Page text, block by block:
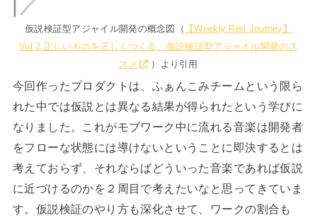
仮説検証型アジャイル開発の概念図（
【Weekly Red Journey】
Vol.2 正しいものを正しくつくる、仮説検証型アジャイル開発のス
スメ
）より引用
今回作ったプロダクトは、ふぁんこみチームという限ら
れた中では仮説とは異なる結果が得られたという学びに
なりました。これがモブワーク中に流れる音楽は開発者
をフローな状態には導けないということに即決するとは
考えておらず、それならばどういった音楽であれば仮説
に近づけるのかを２周目で考えたいなと思ってきていま
す。仮説検証のやり方も深化させて、ワークの割合も